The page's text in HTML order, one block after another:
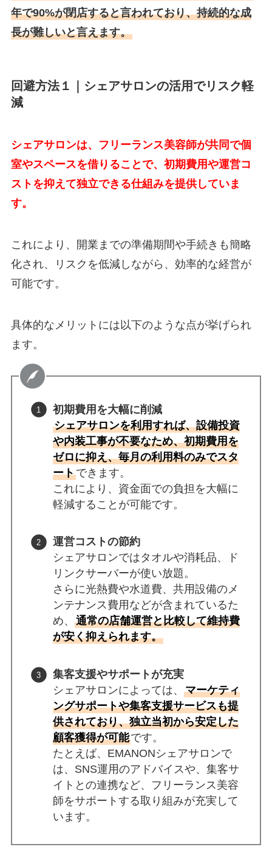
年で90%が閉店すると言われており、持続的な成
長が難しいと言えます。
回避方法１｜シェアサロンの活用でリスク軽
減
シェアサロンは、フリーランス美容師が共同で個
室やスペースを借りることで、初期費用や運営コ
ストを抑えて独立できる仕組みを提供していま
す。
これにより、開業までの準備期間や手続きも簡略
化され、リスクを低減しながら、効率的な経営が
可能です。
具体的なメリットには以下のような点が挙げられ
ます。
初期費用を大幅に削減
シェアサロンを利用すれば、設備投資
や内装工事が不要なため、初期費用を
ゼロに抑え、毎月の利用料のみでスタ
ートできます。
これにより、資金面での負担を大幅に
軽減することが可能です。
運営コストの節約
シェアサロンではタオルや消耗品、ド
リンクサーバーが使い放題。
さらに光熱費や水道費、共用設備のメ
ンテナンス費用などが含まれているた
め、通常の店舗運営と比較して維持費
が安く抑えられます。
集客支援やサポートが充実
シェアサロンによっては、マーケティ
ングサポートや集客支援サービスも提
供されており、独立当初から安定した
顧客獲得が可能です。
たとえば、EMANONシェアサロンで
は、SNS運用のアドバイスや、集客サ
イトとの連携など、フリーランス美容
師をサポートする取り組みが充実して
います。